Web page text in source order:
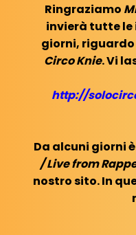
Ringraziamo
invierà tutte le
giorni,
Circo Knie. Vi
http://
Da alcuni giorni
/ Live from
nostro sito. In